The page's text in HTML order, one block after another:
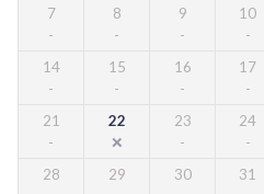
7 8 9 10
14 15 16 17
21 22 23 24
28 29 30 31